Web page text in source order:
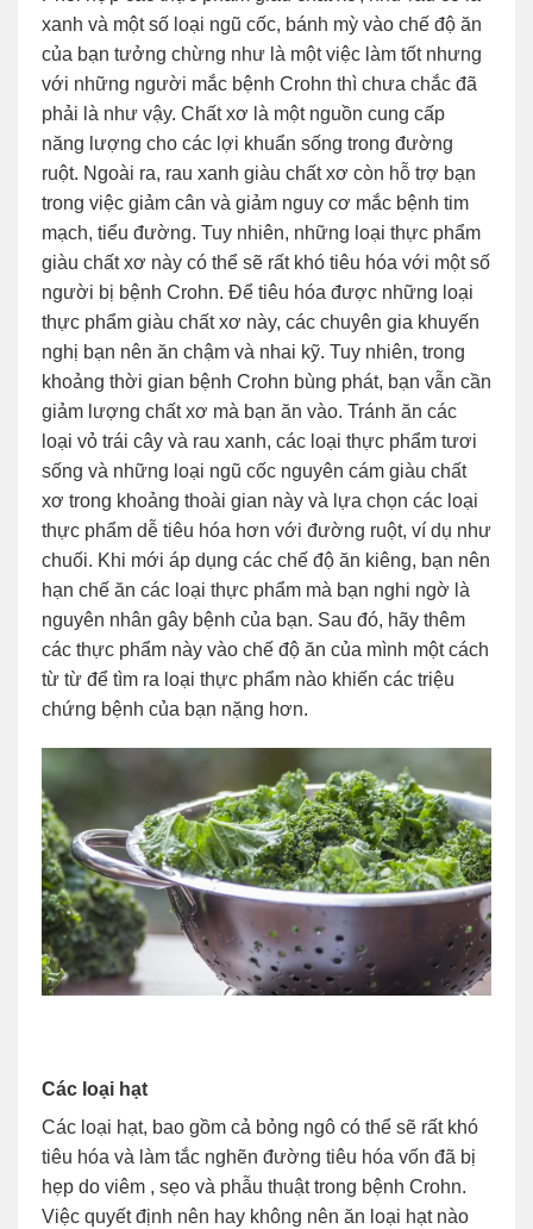
xanh và một số loại ngũ cốc, bánh mỳ vào chế độ ăn
của bạn tưởng chừng như là một việc làm tốt nhưng
với những người mắc bệnh Crohn thì chưa chắc đã
phải là như vậy. Chất xơ là một nguồn cung cấp
năng lượng cho các lợi khuẩn sống trong đường
ruột. Ngoài ra, rau xanh giàu chất xơ còn hỗ trợ bạn
trong việc giảm cân và giảm nguy cơ mắc bệnh tim
mạch, tiểu đường. Tuy nhiên, những loại thực phẩm
giàu chất xơ này có thể sẽ rất khó tiêu hóa với một số
người bị bệnh Crohn. Để tiêu hóa được những loại
thực phẩm giàu chất xơ này, các chuyên gia khuyến
nghị bạn nên ăn chậm và nhai kỹ. Tuy nhiên, trong
khoảng thời gian bệnh Crohn bùng phát, bạn vẫn cần
giảm lượng chất xơ mà bạn ăn vào. Tránh ăn các
loại vỏ trái cây và rau xanh, các loại thực phẩm tươi
sống và những loại ngũ cốc nguyên cám giàu chất
xơ trong khoảng thoài gian này và lựa chọn các loại
thực phẩm dễ tiêu hóa hơn với đường ruột, ví dụ như
chuối. Khi mới áp dụng các chế độ ăn kiêng, bạn nên
hạn chế ăn các loại thực phẩm mà bạn nghi ngờ là
nguyên nhân gây bệnh của bạn. Sau đó, hãy thêm
các thực phẩm này vào chế độ ăn của mình một cách
từ từ để tìm ra loại thực phẩm nào khiến các triệu
chứng bệnh của bạn nặng hơn.
Các loại hạt
Các loại hạt, bao gồm cả bỏng ngô có thể sẽ rất khó
tiêu hóa và làm tắc nghẽn đường tiêu hóa vốn đã bị
hẹp do viêm , sẹo và phẫu thuật trong bệnh Crohn.
Việc quyết định nên hay không nên ăn loại hạt nào